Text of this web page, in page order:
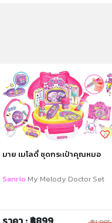
มาย เมโลดี้ ชุดกระเป๋าคุณหมอ
Sanrio My Melody Doctor Set